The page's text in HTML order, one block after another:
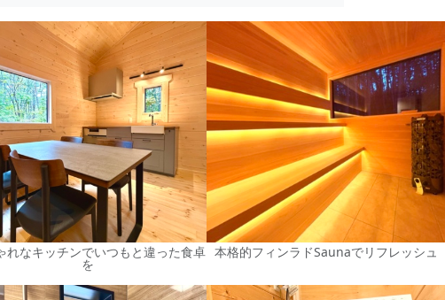
れなキッチンでいつもと違った食卓
を
本格的フィンラドSaunaでリフレッシュ